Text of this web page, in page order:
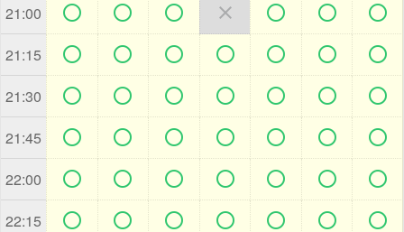
21:00       
21:15       
21:30       
21:45       
22:00       
22:15       